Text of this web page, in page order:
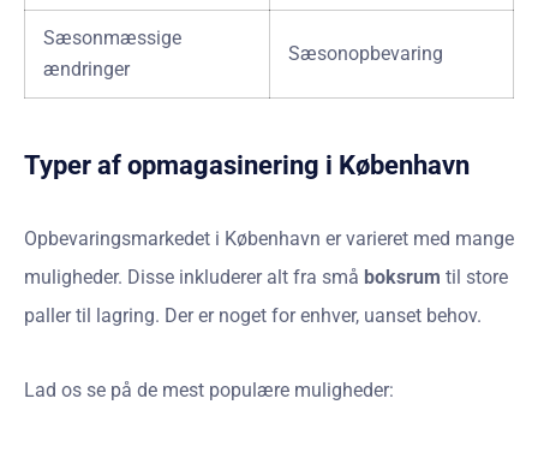
Sæsonmæssige
ændringer
Sæsonopbevaring
Typer af opmagasinering i København
Opbevaringsmarkedet i København er varieret med mange
muligheder. Disse inkluderer alt fra små boksrum til store
paller til lagring. Der er noget for enhver, uanset behov.
Lad os se på de mest populære muligheder: